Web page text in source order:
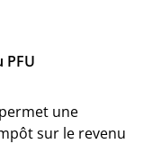
PFU
une
sur le revenu